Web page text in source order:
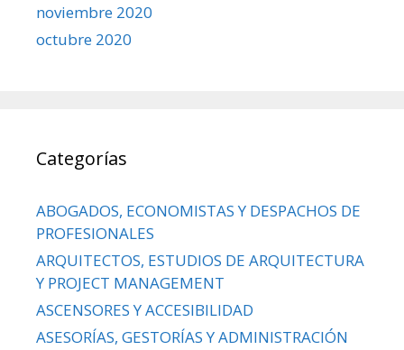
noviembre 2020
octubre 2020
Categorías
ABOGADOS, ECONOMISTAS Y DESPACHOS DE
PROFESIONALES
ARQUITECTOS, ESTUDIOS DE ARQUITECTURA
Y PROJECT MANAGEMENT
ASCENSORES Y ACCESIBILIDAD
ASESORÍAS, GESTORÍAS Y ADMINISTRACIÓN